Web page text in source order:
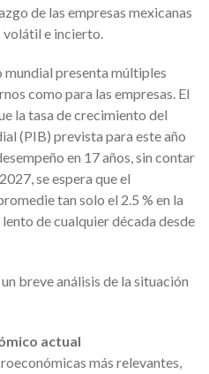
de las empresas mexicanas
volátil e incierto.
presenta múltiples
como para las empresas. El
la tasa de crecimiento del
(PIB) prevista para este año
en 17 años, sin contar
se espera que el
tan solo el 2.5 % en la
de cualquier década desde
breve análisis de la situación
actual
más relevantes,